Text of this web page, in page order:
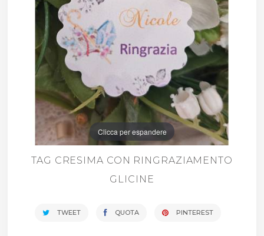
Clicca per espandere
TAG CRESIMA CON RINGRAZIAMENTO
GLICINE
TWEET QUOTA PINTEREST